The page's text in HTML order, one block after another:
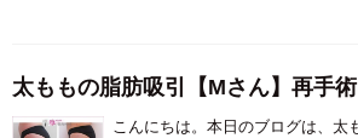
太ももの脂肪吸引【Mさん】再手
こんにちは。本日のブログは、太